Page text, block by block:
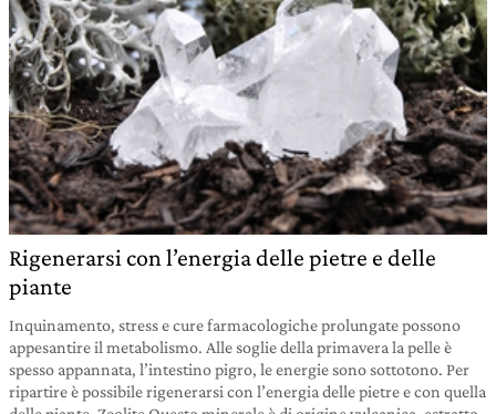
Rigenerarsi con l’energia delle pietre e delle
piante
Inquinamento, stress e cure farmacologiche prolungate possono
appesantire il metabolismo. Alle soglie della primavera la pelle è
spesso appannata, l’intestino pigro, le energie sono sottotono. Per
ripartire è possibile rigenerarsi con l’energia delle pietre e con quella